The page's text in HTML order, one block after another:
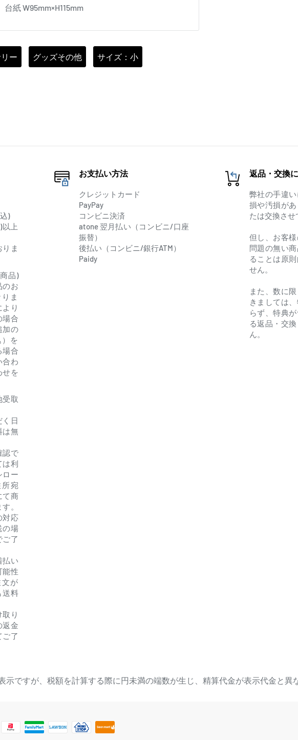
紙 W95mm×H115mm
ー グッズその他 サイズ：小
)
上
ま
品)
のお
ま
り
場合
加の
を
場合
合わ
せを
受取
く日
は無
認で
は利
ロー
所宛
て商
。
対応
の場
ご了
払い
能性
が
送料
り
返金
ご了
お支払い方法
クレジットカード
PayPay
コンビニ決済
atone 翌月払い（コンビニ/口座
振替）
後払い（コンビニ/銀行ATM）
Paidy
返品・交換
弊社の手違
損や汚損が
たは交換させ
但し、お客様
問題の無い
ることは原
せん。
また、数に
きましては
らず、特典
る返品・交
ん。
示ですが、税額を計算する際に円未満の端数が生じ、精算代金が表示代金と異